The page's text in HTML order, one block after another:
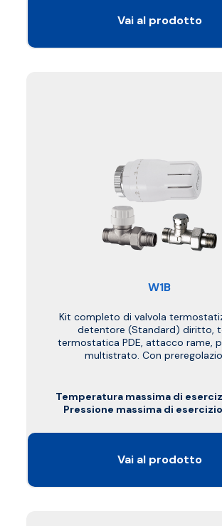
Vai al prodotto
W1B
Kit completo di valvola
detentore (Standard) diritto,
termostatica PDE, attacco rame,
multistrato. Con
Temperatura massima di
Pressione massima di esercizio
Vai al prodotto